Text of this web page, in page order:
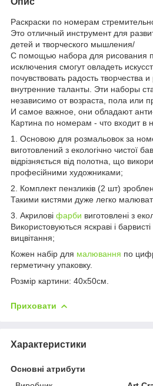
Раскраски по номерам
Это отличный инструмент для
детей и творческого мышления/
С помощью набора для рисования
исключения смогут овладеть
почувствовать радость творчества
внутренние таланты. Эти наборы
независимо от возраста, пола или
И самое важное, они обладают
Картина по номерам - что входит в
1. Основою для розмальовок за
виготовлений з екологічно чистої
відрізняється від полотна, що
професійними художниками;
2. Комплект пензликів (2 шт)
Такими кистями дуже легко
3. Акрилові фарби виготовлені з
Використовуються яскраві і барвисті
вицвітання;
Кожен набір для малювання по
герметичну упаковку.
Розмір картини: 40х50см.
Приховати
Характеристики
Основні атрибути